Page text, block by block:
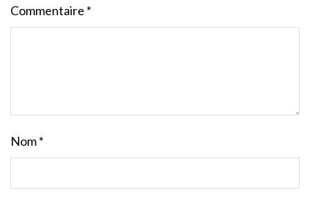
Commentaire *
Nom*